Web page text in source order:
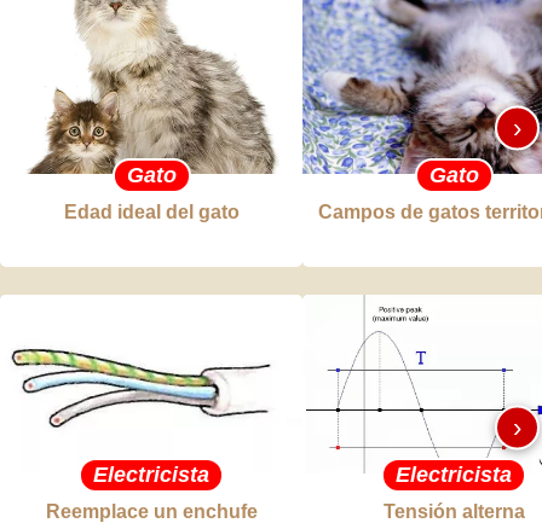
Gato
Edad ideal del gato
Gato
Campos de gatos
›
Electricista
Reemplace un enchufe
Electricista
Tensión alterna
›